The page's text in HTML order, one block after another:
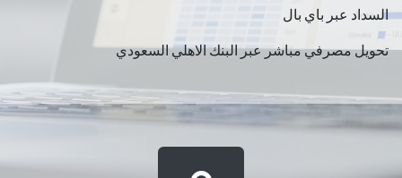
السداد عبر باي بال
تحويل مصرفي مباشر عبر البنك الاهلي السعودي